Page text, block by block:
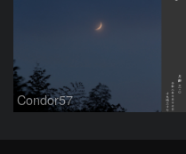
Condor57